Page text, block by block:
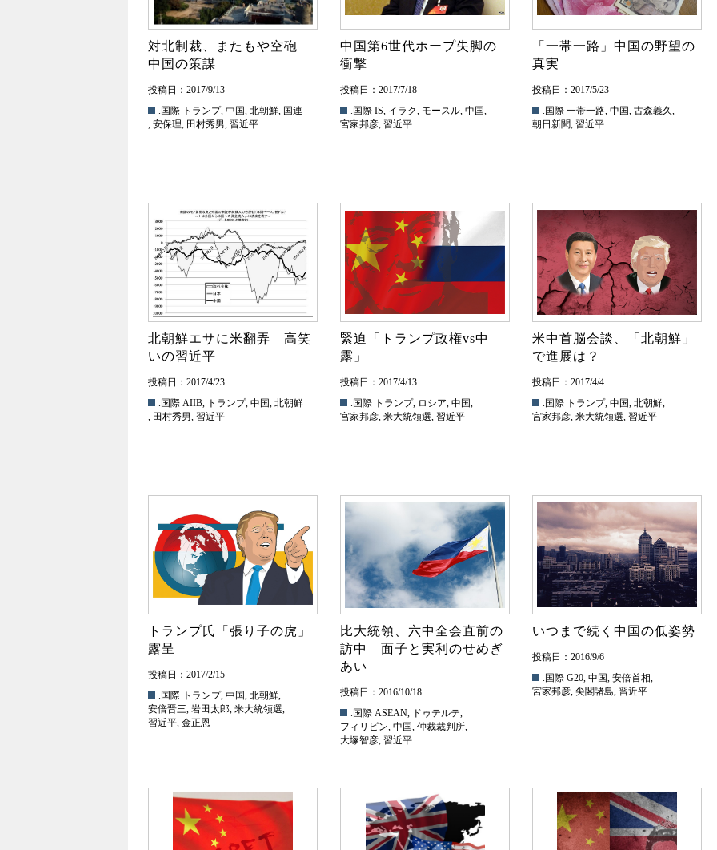
対北制裁、またもや空砲
中国の策謀
投稿日：2017/9/13
.国際 トランプ, 中国, 北朝鮮, 国連
, 安保理, 田村秀男, 習近平
中国第6世代ホープ失脚の
衝撃
投稿日：2017/7/18
.国際 IS, イラク, モースル, 中国,
宮家邦彦, 習近平
「一帯一路」中国の野望の
真実
投稿日：2017/5/23
.国際 一帯一路, 中国, 古森義久,
朝日新聞, 習近平
北朝鮮エサに米翻弄 高笑
いの習近平
投稿日：2017/4/23
.国際 AIIB, トランプ, 中国, 北朝鮮
, 田村秀男, 習近平
緊迫「トランプ政権vs中
露」
投稿日：2017/4/13
.国際 トランプ, ロシア, 中国,
宮家邦彦, 米大統領選, 習近平
米中首脳会談、「北朝鮮」
で進展は？
投稿日：2017/4/4
.国際 トランプ, 中国, 北朝鮮,
宮家邦彦, 米大統領選, 習近平
トランプ氏「張り子の虎」
露呈
投稿日：2017/2/15
.国際 トランプ, 中国, 北朝鮮,
安倍晋三, 岩田太郎, 米大統領選,
習近平, 金正恩
比大統領、六中全会直前の
訪中 面子と実利のせめぎ
あい
投稿日：2016/10/18
.国際 ASEAN, ドゥテルテ,
フィリピン, 中国, 仲裁裁判所,
大塚智彦, 習近平
いつまで続く中国の低姿勢
投稿日：2016/9/6
.国際 G20, 中国, 安倍首相,
宮家邦彦, 尖閣諸島, 習近平